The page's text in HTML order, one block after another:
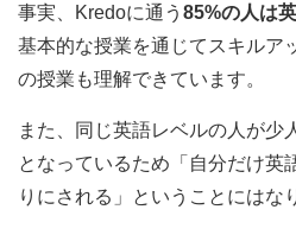
事実、Kredoに通う 85%の人は
基本的な授業を通じてスキルア
の授業も理解できています。
また、同じ英語レベルの人が少
となっているため「自分だけ英
りにされる」ということにはな